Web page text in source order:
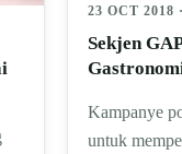
23 OCT 2018
Sekjen
Kampanye
untuk